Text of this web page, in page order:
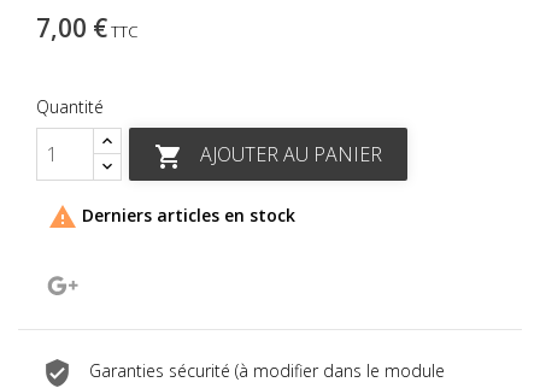
7,00 €TTC
Quantité
 AJOUTER AU PANIER
 Derniers articles en stock
Garanties sécurité (à modifier dans le module